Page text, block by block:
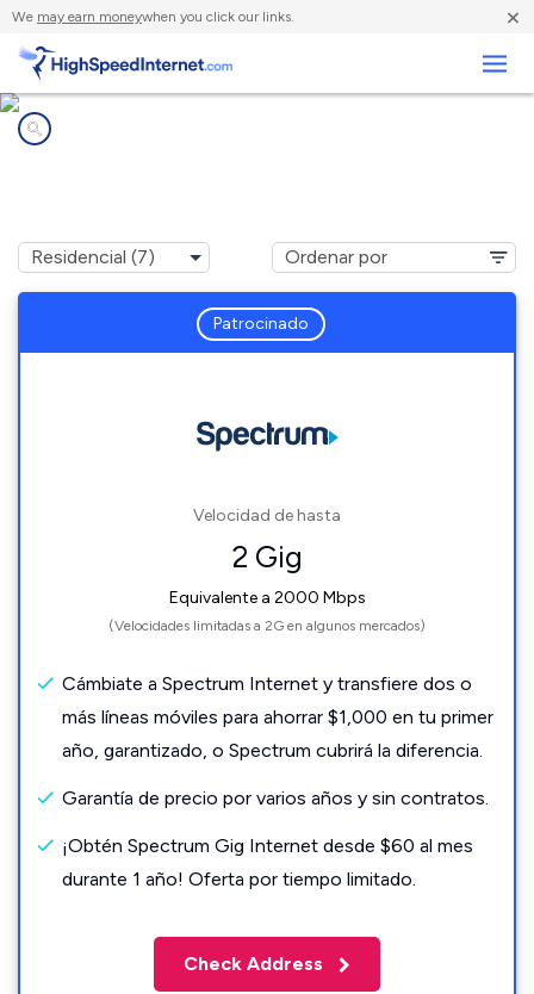
We may earn moneywhen you click our links. ×
Patrocinado
Velocidad de hasta
2 Gig
Equivalente a 2000 Mbps
(Velocidades limitadas a 2G en algunos mercados)
Cámbiate a Spectrum Internet y transfiere dos o
más líneas móviles para ahorrar $1,000 en tu primer
año, garantizado, o Spectrum cubrirá la diferencia.
Garantía de precio por varios años y sin contratos.
¡Obtén Spectrum Gig Internet desde $60 al mes
durante 1 año! Oferta por tiempo limitado.
Check Address